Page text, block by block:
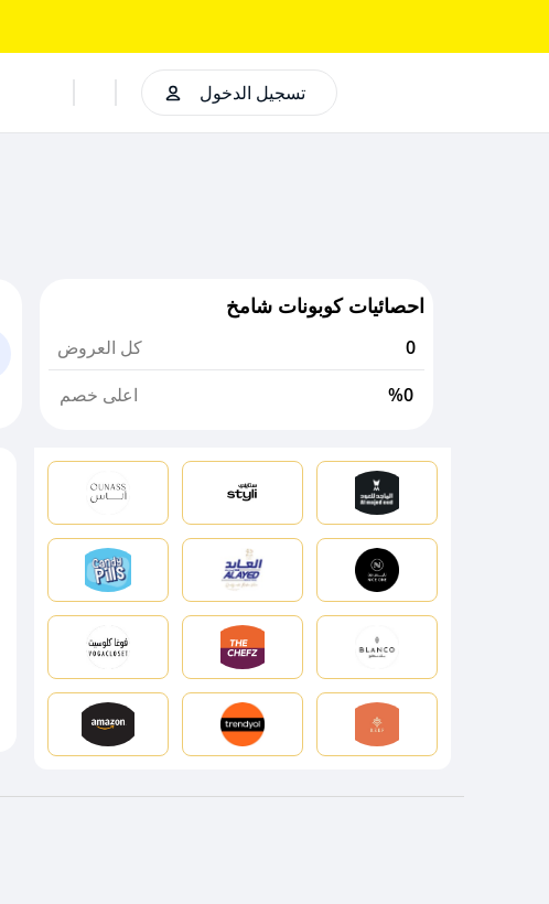
تسجيل الدخول
احصائيات كوبونات شامخ
كل العروض
0
اعلى خصم
%0